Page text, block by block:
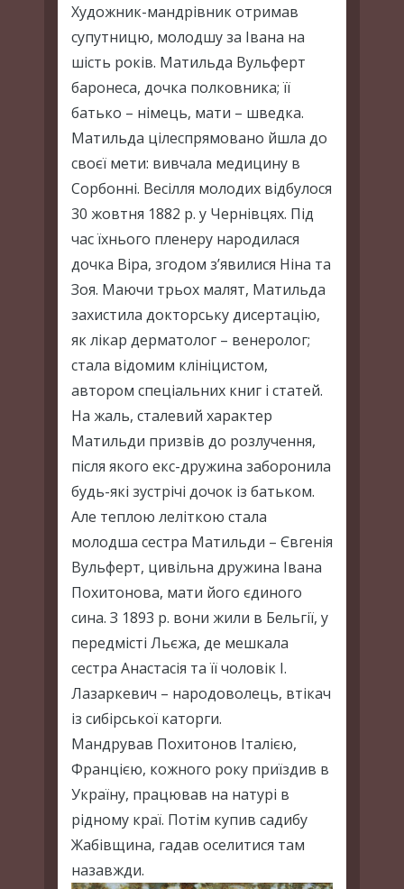
Художник-мандрівник отримав
супутницю, молодшу за Івана на
шість років. Матильда Вульферт
баронеса, дочка полковника; її
батько – німець, мати – шведка.
Матильда цілеспрямовано йшла до
своєї мети: вивчала медицину в
Сорбонні. Весілля молодих відбулося
30 жовтня 1882 р. у Чернівцях. Під
час їхнього пленеру народилася
дочка Віра, згодом з’явилися Ніна та
Зоя. Маючи трьох малят, Матильда
захистила докторську дисертацію,
як лікар дерматолог – венеролог;
стала відомим клініцистом,
автором спеціальних книг і статей.
На жаль, сталевий характер
Матильди призвів до розлучення,
після якого екс-дружина заборонила
будь-які зустрічі дочок із батьком.
Але теплою леліткою стала
молодша сестра Матильди – Євгенія
Вульферт, цивільна дружина Івана
Похитонова, мати його єдиного
сина. З 1893 р. вони жили в Бельгії, у
передмісті Льєжа, де мешкала
сестра Анастасія та її чоловік І.
Лазаркевич – народоволець, втікач
із сибірської каторги.
Мандрував Похитонов Італією,
Францією, кожного року приїздив в
Україну, працював на натурі в
рідному краї. Потім купив садибу
Жабівщина, гадав оселитися там
назавжди.